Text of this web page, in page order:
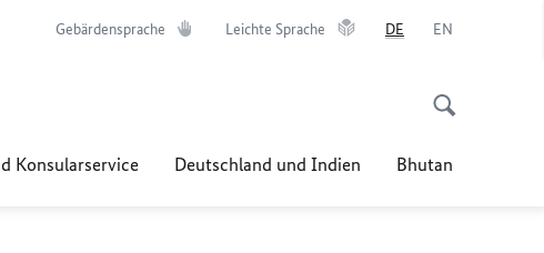
Gebärdensprache Leichte Sprache DE EN
Konsularservice Deutschland und Indien Bhutan